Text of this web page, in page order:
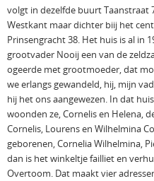
volgt in dezelfde buurt Taanstraat
Westkant maar dichter biij het
Prinsengracht 38. Het huis is al in
grootvader Nooij een van de
ogeerde met grootmoeder, dat
we erlangs gewandeld, hij, mijn
hij het ons aangewezen. In dat
woonden ze, Cornelis en Helena,
Cornelis, Lourens en Wilhelmina
geborenen, Cornelia Wilhelmina,
dan is het winkeltje failliet en
Overtoom. Dat maakt vier